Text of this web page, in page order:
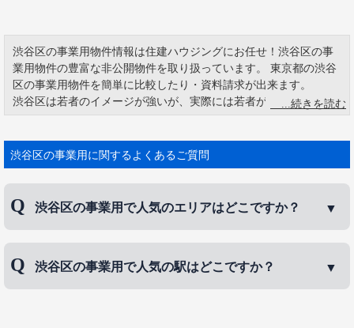
渋谷区の事業用物件情報は住建ハウジングにお任せ！渋谷区の事
業用物件の豊富な非公開物件を取り扱っています。 東京都の渋谷
区の事業用物件を簡単に比較したり・資料請求が出来ます。
渋谷区は若者のイメージが強いが、実際には若者が多くすんでい
るわけではなく、0～14歳の人口比率は23区で3番目に少なく、渋
りの人員は23区で2番目に少ない。要するに一人暮らしが多い区な
のである。渋谷区は高級住宅街が多く、恵比寿、大山町、神山
る。
渋谷区にはセンター街を中心にいくつかの通りをきれいにするボ
じさんたちが、若者たちを叱り飛ばす光景をテレビで目にしま
渋谷区の事業用に関するよくあるご質問
渋谷区の事業用で人気のエリアはどこですか？
木、初台などです。
渋谷区の事業用で人気の駅はどこですか？